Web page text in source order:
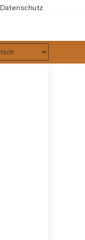
Datenschutz